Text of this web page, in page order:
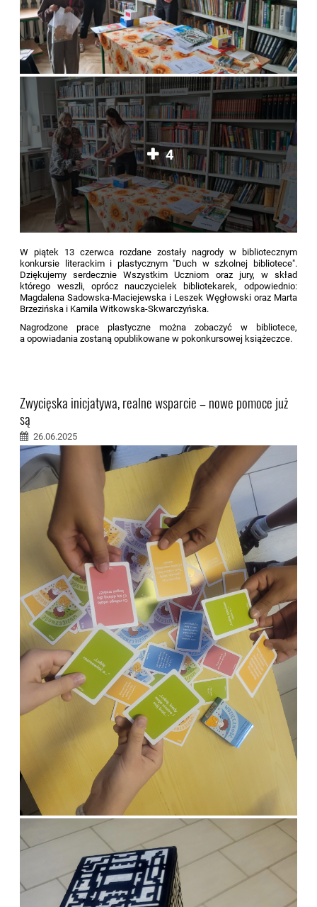
4
W piątek 13 czerwca rozdane zostały nagrody w bibliotecznym
konkursie literackim i plastycznym "Duch w szkolnej bibliotece".
Dziękujemy serdecznie Wszystkim Uczniom oraz jury, w skład
którego weszli, oprócz nauczycielek bibliotekarek, odpowiednio:
Magdalena Sadowska-Maciejewska i Leszek Węgłowski oraz Marta
Brzezińska i Kamila Witkowska-Skwarczyńska.
Nagrodzone prace plastyczne można zobaczyć w bibliotece,
a opowiadania zostaną opublikowane w pokonkursowej książeczce.
Zwycięska inicjatywa, realne wsparcie – nowe pomoce już
są
26.06.2025